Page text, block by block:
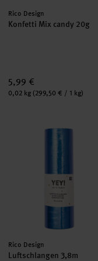
Hersteller:
Rico Design
Konfetti Mix candy 20g
5,99 €
Inhalt:
0,02 kg (299,50 € / 1 kg)
Luftschlangen 3,8m
Hersteller:
Rico Design
Luftschlangen 3,8m